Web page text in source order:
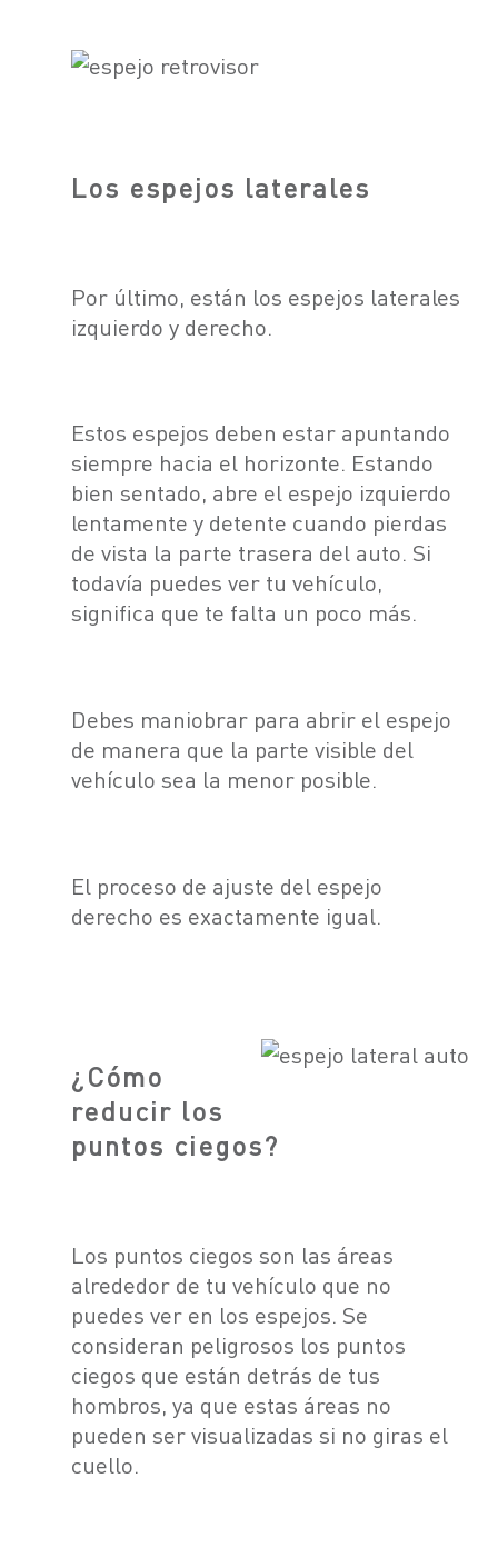
Los espejos laterales
Por último, están los espejos laterales
izquierdo y derecho.
Estos espejos deben estar apuntando
siempre hacia el horizonte. Estando
bien sentado, abre el espejo izquierdo
lentamente y detente cuando pierdas
de vista la parte trasera del auto. Si
todavía puedes ver tu vehículo,
significa que te falta un poco más.
Debes maniobrar para abrir el espejo
de manera que la parte visible del
vehículo sea la menor posible.
El proceso de ajuste del espejo
derecho es exactamente igual.
¿Cómo
reducir los
puntos ciegos?
Los puntos ciegos son las áreas
alrededor de tu vehículo que no
puedes ver en los espejos. Se
consideran peligrosos los puntos
ciegos que están detrás de tus
hombros, ya que estas áreas no
pueden ser visualizadas si no giras el
cuello.